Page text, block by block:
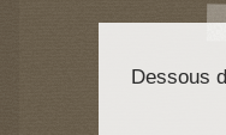
Dessous